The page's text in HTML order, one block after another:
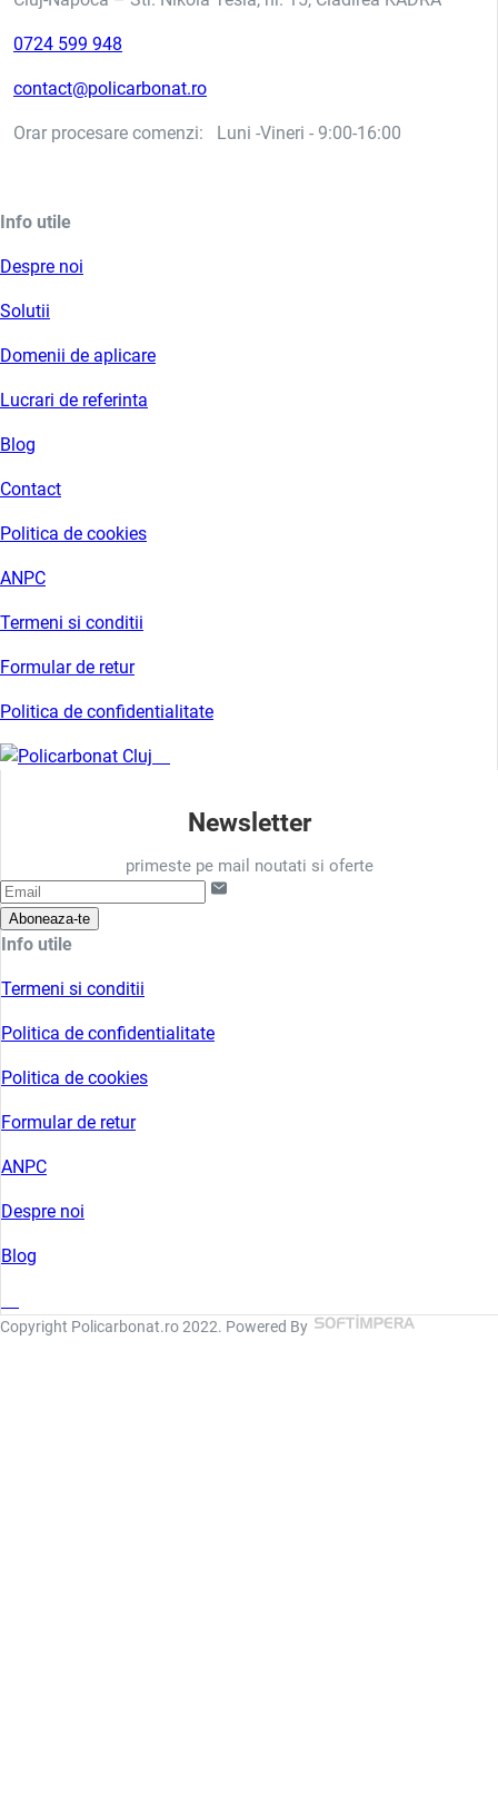
0724 599 948
contact@policarbonat.ro
Orar procesare comenzi: Luni -Vineri - 9:00-16:00
Info utile
Despre noi
Solutii
Domenii de aplicare
Lucrari de referinta
Blog
Contact
Politica de cookies
ANPC
Termeni si conditii
Formular de retur
Politica de confidentialitate
Newsletter
primeste pe mail noutati si oferte
Aboneaza-te
Info utile
Termeni si conditii
Politica de confidentialitate
Politica de cookies
Formular de retur
ANPC
Despre noi
Blog
Copyright Policarbonat.ro 2022. Powered By